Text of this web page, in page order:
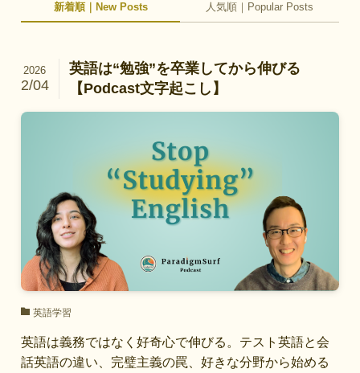
新着順｜New Posts 人気順｜Popular Posts
英語は“勉強”を卒業してから伸びる
【Podcast文字起こし】
2026
2/04
英語学習
英語は義務ではなく好奇心で伸びる。テスト英語と会
話英語の違い、完璧主義の罠、好きな分野から始める